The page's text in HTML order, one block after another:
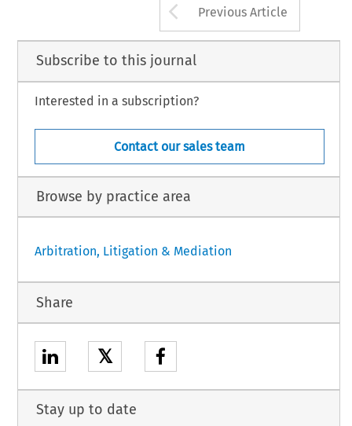
Arrow button
Previous Article
Subscribe to this journal
Interested in a subscription?
Contact our sales team
Browse by practice area
Arbitration, Litigation & Mediation
Share
𝕏
Stay up to date